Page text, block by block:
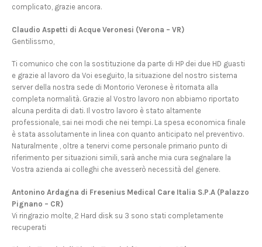
complicato, grazie ancora.
Claudio Aspetti di Acque Veronesi (Verona – VR)
Gentilissmo,
Ti comunico che con la sostituzione da parte di HP dei due HD guasti
e grazie al lavoro da Voi eseguito, la situazione del nostro sistema
server della nostra sede di Montorio Veronese è ritornata alla
completa normalità. Grazie al Vostro lavoro non abbiamo riportato
alcuna perdita di dati. Il vostro lavoro è stato altamente
professionale, sai nei modi che nei tempi. La spesa economica finale
è stata assolutamente in linea con quanto anticipato nel preventivo.
Naturalmente , oltre a tenervi come personale primario punto di
riferimento per situazioni simili, sarà anche mia cura segnalare la
Vostra azienda ai colleghi che avesserò necessità del genere.
Antonino Ardagna di Fresenius Medical Care Italia S.P.A (Palazzo
Pignano – CR)
Vi ringrazio molte, 2 Hard disk su 3 sono stati completamente
recuperati